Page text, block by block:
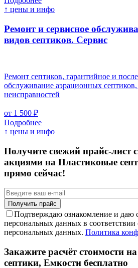
↑ цены и инфо
Ремонт и сервисное
видов септиков. Сервис
Ремонт септиков, гарантийное и
обслуживание аэрационных септиков,
неисправностей
от 1 500 ₽
Подробнее
↑ цены и инфо
Получите свежий прайс-лист
акциями на Пластиковые
прямо сейчас!
Подтверждаю ознакомление и даю
персональных данных в
персональных данных. Политика
Закажите расчёт стоимости
септики, Емкости бесплатно